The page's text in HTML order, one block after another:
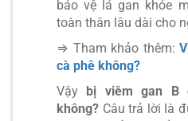
bảo vệ lá gan khỏe
toàn thân lâu dài cho
⇒ Tham khảo thêm:
cà phê không?
Vậy bị viêm gan B
không? Câu trả lời là